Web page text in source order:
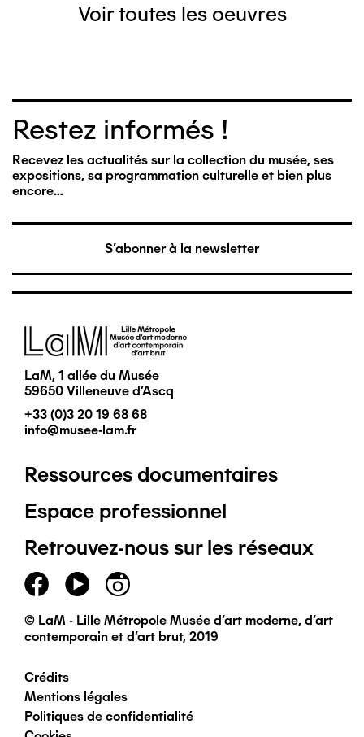
Voir toutes les oeuvres
Restez informés !
Recevez les actualités sur la collection du musée, ses
expositions, sa programmation culturelle et bien plus
encore…
S'abonner à la newsletter
Image
LaM, 1 allée du Musée
59650 Villeneuve d'Ascq
+33 (0)3 20 19 68 68
info@musee-lam.fr
Pied
de
page
principal
Ressources documentaires
Espace professionnel
Retrouvez-nous sur les réseaux
© LaM - Lille Métropole Musée d'art moderne, d'art
contemporain et d'art brut, 2019
Pied
Crédits
Mentions légales
Politiques de confidentialité